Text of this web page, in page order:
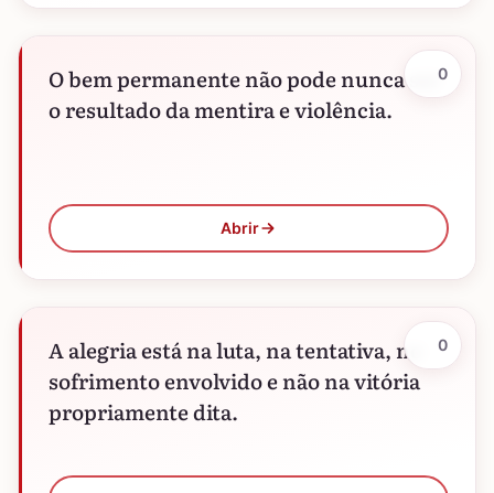
O bem permanente não pode nunca ser
o resultado da mentira e violência.
Abrir
0
A alegria está na luta, na tentativa, no
sofrimento envolvido e não na vitória
propriamente dita.
0